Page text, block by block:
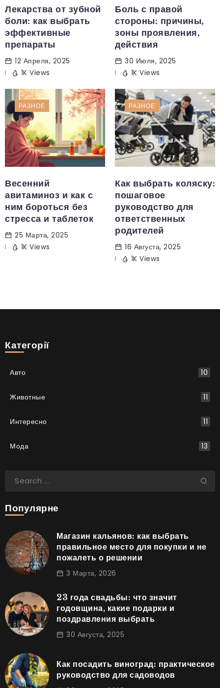
Лекарства от зубной
боли: как выбрать
эффективные
препараты
12 Апреля, 2025
1K Views
Боль с правой
стороны: причины,
зоны проявления,
действия
30 Июля, 2025
1K Views
РАЗНОЕ
Весенний
авитаминоз и как с
ним бороться без
стресса и таблеток
25 Марта, 2025
1K Views
РАЗНОЕ
Как выбрать коляску:
пошаговое
руководство для
ответственных
родителей
16 Августа, 2025
1K Views
Категорії
Авто 10
Животные 11
Интересно 11
Мода 13
Популярне
Магазин кальянов: как выбрать
правильное место для покупки и не
пожалеть о решении
3 Марта, 2026
23 года свадьбы: что значит
годовщина, какие подарки и
поздравления выбрать
30 Августа, 2025
Как посадить виноград: практическое
руководство для садоводов